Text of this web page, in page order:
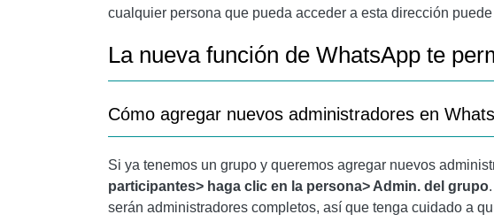
cualquier persona que pueda acceder a esta dirección
La nueva función de WhatsApp te
Cómo agregar nuevos administradores en
Si ya tenemos un grupo y queremos agregar nuevos
participantes> haga clic en la persona> Admin. del grupo
serán administradores completos, así que tenga cuidado a